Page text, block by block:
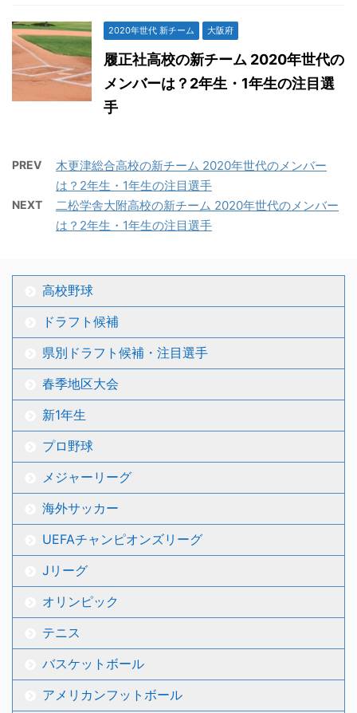
2020年世代 新チーム 大阪府
履正社高校の新チーム 2020年世代の
メンバーは？2年生・1年生の注目選
手
PREV
木更津総合高校の新チーム 2020年世代のメンバー
は？2年生・1年生の注目選手
NEXT
二松学舎大附高校の新チーム 2020年世代のメンバー
は？2年生・1年生の注目選手
高校野球
ドラフト候補
県別ドラフト候補・注目選手
春季地区大会
新1年生
プロ野球
メジャーリーグ
海外サッカー
UEFAチャンピオンズリーグ
Jリーグ
オリンピック
テニス
バスケットボール
アメリカンフットボール